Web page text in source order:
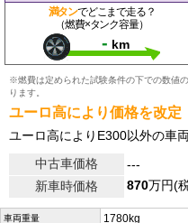
満タンでどこまで走る？
（燃費×タンク容量）
- km
※燃費は定められた試験条件の下での数値
ります。
ユーロ高により価格を改定
ユーロ高によりE300以外の車
中古車価格
---
新車時価格
870万円(
車両重量 1780kg